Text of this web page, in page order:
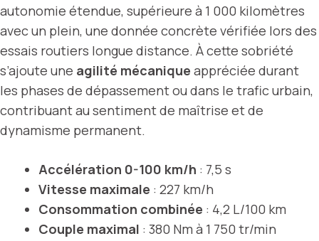
autonomie étendue, supérieure à 1 000 kilomètres
avec un plein, une donnée concrète vérifiée lors des
essais routiers longue distance. À cette sobriété
s’ajoute une agilité mécanique appréciée durant
les phases de dépassement ou dans le trafic urbain,
contribuant au sentiment de maîtrise et de
dynamisme permanent.
Accélération 0-100 km/h : 7,5 s
Vitesse maximale : 227 km/h
Consommation combinée : 4,2 L/100 km
Couple maximal : 380 Nm à 1 750 tr/min